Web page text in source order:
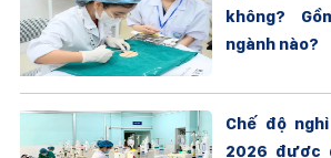
không?
ngành nào?
Chế độ
2026 được